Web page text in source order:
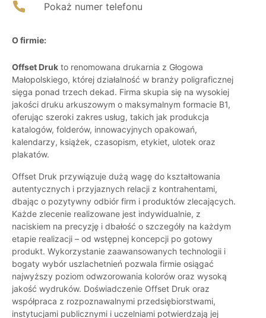
Pokaż numer telefonu
O firmie:
Offset Druk to renomowana drukarnia z Głogowa
Małopolskiego, której działalność w branży poligraficznej
sięga ponad trzech dekad. Firma skupia się na wysokiej
jakości druku arkuszowym o maksymalnym formacie B1,
oferując szeroki zakres usług, takich jak produkcja
katalogów, folderów, innowacyjnych opakowań,
kalendarzy, książek, czasopism, etykiet, ulotek oraz
plakatów.
Offset Druk przywiązuje dużą wagę do kształtowania
autentycznych i przyjaznych relacji z kontrahentami,
dbając o pozytywny odbiór firm i produktów zlecających.
Każde zlecenie realizowane jest indywidualnie, z
naciskiem na precyzję i dbałość o szczegóły na każdym
etapie realizacji – od wstępnej koncepcji po gotowy
produkt. Wykorzystanie zaawansowanych technologii i
bogaty wybór uszlachetnień pozwala firmie osiągać
najwyższy poziom odwzorowania kolorów oraz wysoką
jakość wydruków. Doświadczenie Offset Druk oraz
współpraca z rozpoznawalnymi przedsiębiorstwami,
instytucjami publicznymi i uczelniami potwierdzają jej